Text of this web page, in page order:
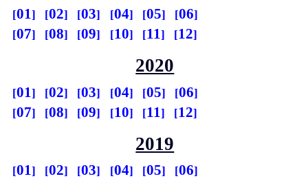
01 02 03 04 05
06
07
08 09 10 11 12
2020
01 02 03 04 05
06
07
08 09 10 11 12
2019
01 02 03 04 05
06